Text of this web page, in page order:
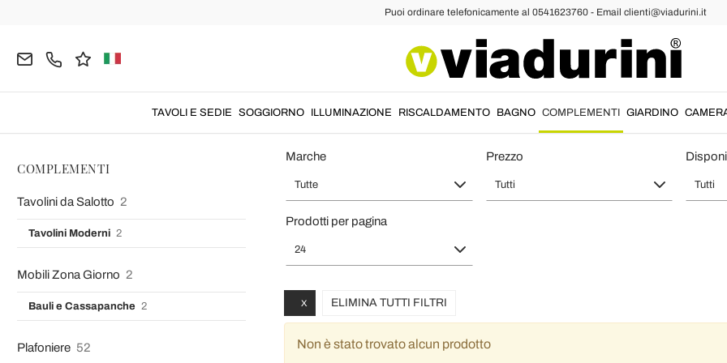
Puoi ordinare telefonicamente al 0541623760 - Email clienti@viadurini.it
TAVOLI E SEDIE SOGGIORNO ILLUMINAZIONE RISCALDAMENTO BAGNO COMPLEMENTI GIARDINO
Complementi d’Arredo e Decorazioni Casa Made in
Portalegna da Interno in Acciaio Nero con 4 Attrezzi Made in Italy -
Phebe
quality materials.
Orologio da parete su due livelli di design made in Italy Eccli
Die wand uhr ist super.
COMPLEMENTI
Tavolini da Salotto 2
Tavolini Moderni 2
Mobili Zona Giorno 2
Bauli e Cassapanche 2
Plafoniere 52
Marche
Tutte
Prezzo
Tutti Tutti
Prodotti per pagina
24
X ELIMINA TUTTI FILTRI
Non è stato trovato alcun prodotto